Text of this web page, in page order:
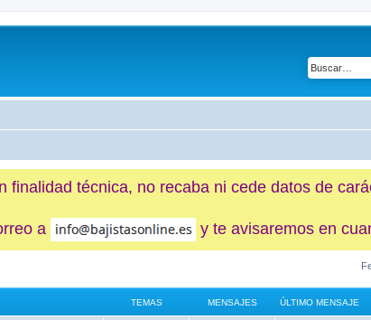
finalidad técnica, no recaba ni cede datos de
a
y te avisaremos en
TEMAS MENSAJES ÚLTIMO MENSAJE